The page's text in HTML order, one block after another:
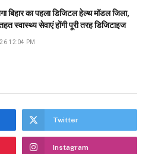
बिहार का पहला डिजिटल हेल्थ मॉडल जिला,
स्वास्थ्य सेवाएं होंगी पूरी तरह डिजिटाइज
12:04 PM
Twitter
Instagram